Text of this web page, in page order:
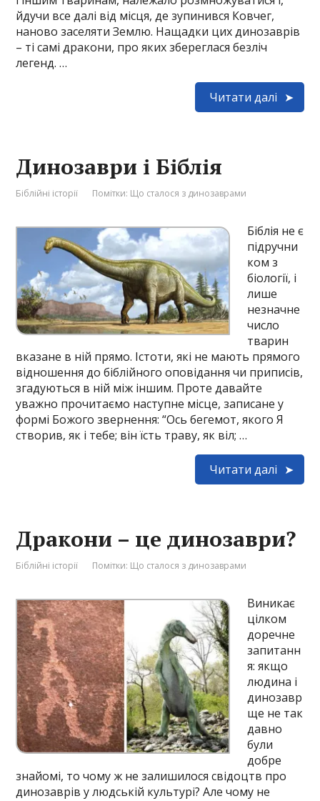
йдучи все далі від місця, де зупинився Ковчег,
наново заселяти Землю. Нащадки цих динозаврів
– ті самі дракони, про яких збереглася безліч
легенд. …
Читати далі
Динозаври і Біблія
Біблійні історії Помітки: Що сталося з динозаврами
Біблія не є
підручни
ком з
біології, і
лише
незначне
число
тварин
вказане в ній прямо. Істоти, які не мають прямого
відношення до біблійного оповідання чи приписів,
згадуються в ній між іншим. Проте давайте
уважно прочитаємо наступне місце, записане у
формі Божого звернення: “Ось бегемот, якого Я
створив, як і тебе; він їсть траву, як віл; …
Читати далі
Дракони – це динозаври?
Біблійні історії Помітки: Що сталося з динозаврами
Виникає
цілком
доречне
запитанн
я: якщо
людина і
динозавр
ще не так
давно
були
добре
знайомі, то чому ж не залишилося свідоцтв про
динозаврів у людській культурі? Але чому не